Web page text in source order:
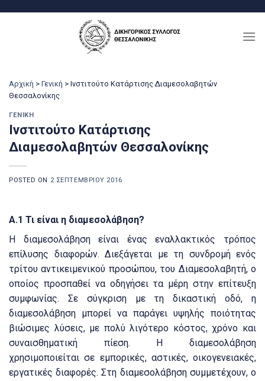
Αρχική > Γενική > Ινστιτούτο Κατάρτισης Διαμεσολαβητών
Θεσσαλονίκης
ΓΕΝΙΚΉ
Ινστιτούτο Κατάρτισης
Διαμεσολαβητών Θεσσαλονίκης
POSTED ON 2 ΣΕΠΤΕΜΒΡΊΟΥ 2016
Α.1 Τι είναι η διαμεσολάβηση?
Η διαμεσολάβηση είναι ένας εναλλακτικός τρόπος
επίλυσης διαφορών. Διεξάγεται με τη συνδρομή ενός
τρίτου αντικειμενικού προσώπου, του Διαμεσολαβητή, ο
οποίος προσπαθεί να οδηγήσει τα μέρη στην επίτευξη
συμφωνίας. Σε σύγκριση με τη δικαστική οδό, η
διαμεσολάβηση μπορεί να παράγει υψηλής ποιότητας
βιώσιμες λύσεις, με πολύ λιγότερο κόστος, χρόνο και
συναισθηματική πίεση.
Η διαμεσολάβηση
χρησιμοποιείται σε εμπορικές, αστικές, οικογενειακές,
εργατικές διαφορές.Στη διαμεσολάβηση συμμετέχουν, ο